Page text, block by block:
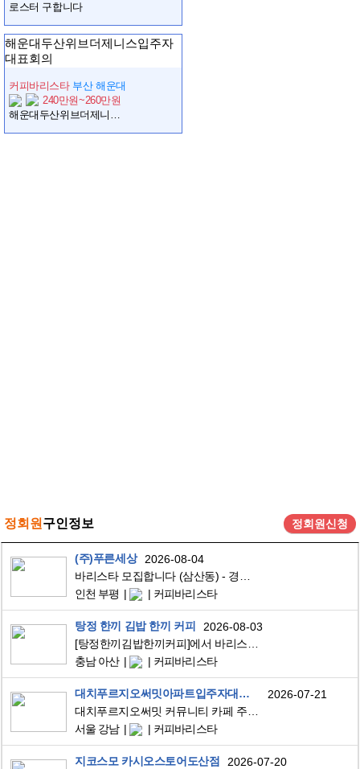
로스터 구합니다
해운대두산위브더제니스입주자
대표회의
커피바리스타 부산 해운대
240만원~260만원
해운대두산위브더제니스 바리스타 모집(744-9313 문의)
정회원 구인정보 정회원신청
(주)푸른세상
2026-08-04
인천 부평
커피바리스타
탕정 한끼 김밥 한끼 커피
2026-08-03
충남 아산
커피바리스타
대치푸르지오써밋아파트입주자대표회의
2026-07-21
서울 강남
커피바리스타
지코스모 카시오스토어도산점
2026-07-20